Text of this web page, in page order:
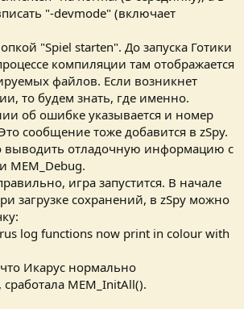
"-devmode" (включает
"Spiel starten". До запуска Готики
компиляции там отображается
файлов. Если возникнет
то будем знать, где именно.
об ошибке указывается и номер
сообщение тоже добавится в zSpy.
выводить отладочную информацию с
игра запустится. В начале
загрузке сохранений, в zSpy можно
log functions now print in colour with
Икарус нормально
MEM_InitAll().